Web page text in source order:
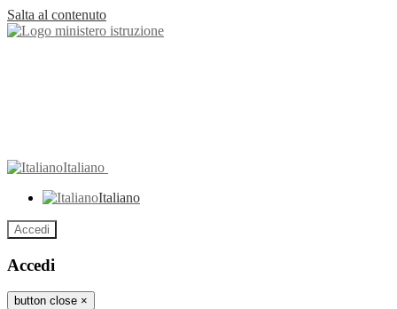
Salta al contenuto
Italiano
Italiano
Accedi
Accedi
button close ×